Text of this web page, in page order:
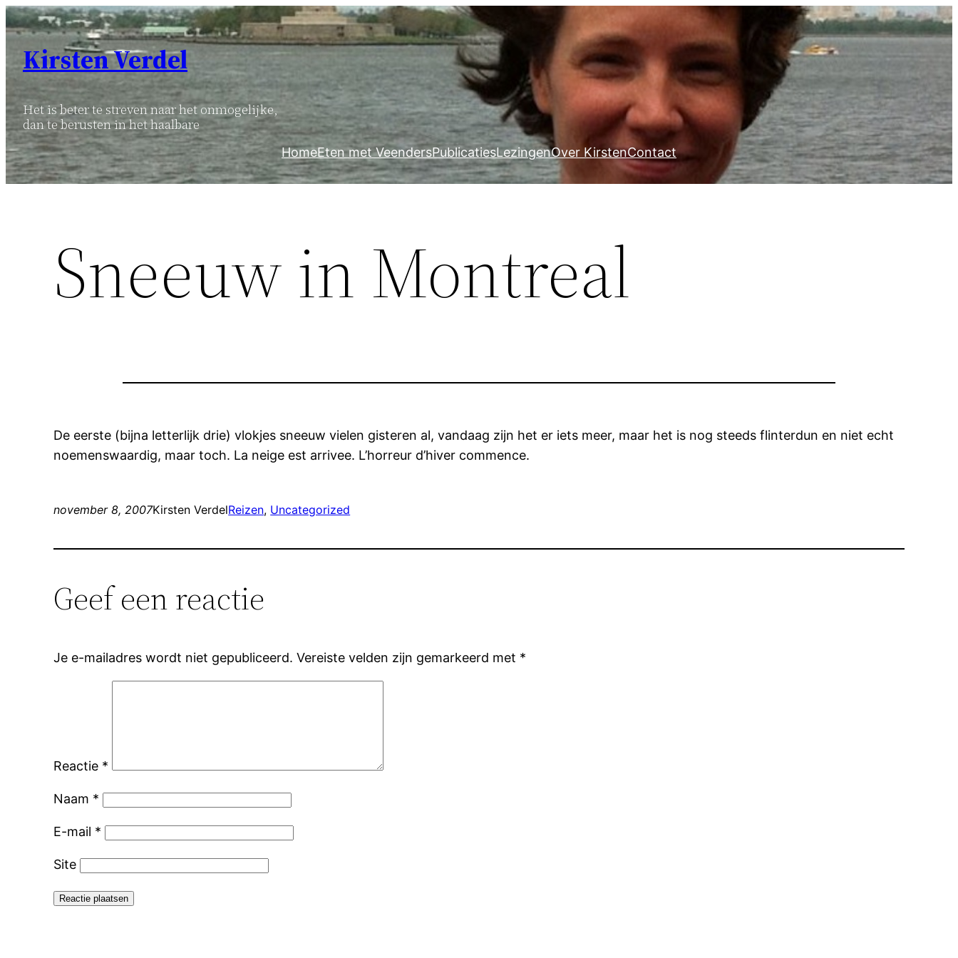
Ga
naar
inhoud
Kirsten Verdel
Het is beter te streven naar het onmogelijke,
dan te berusten in het haalbare
HomeEten met VeendersPublicatiesLezingenOver KirstenContact
Sneeuw in Montreal
De eerste (bijna letterlijk drie) vlokjes sneeuw vielen gisteren al, vandaag zijn het er iets meer, maar het is nog steeds flinterdun en niet echt
noemenswaardig, maar toch. La neige est arrivee. L’horreur d’hiver commence.
november 8, 2007Kirsten VerdelReizen, Uncategorized
Geef een reactie
Je e-mailadres wordt niet gepubliceerd. Vereiste velden zijn gemarkeerd met *
Reactie *
Naam *
E-mail *
Site